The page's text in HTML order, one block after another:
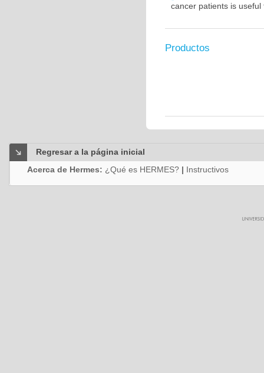
cancer patients is
Productos
Regresar a la página inicial
Acerca de Hermes: ¿Qué es HERMES? | Instructivos